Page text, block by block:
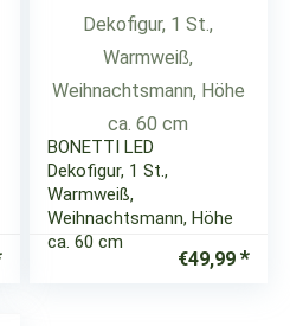
BONETTI LED
Dekofigur, 1 St.,
Warmweiß,
Weihnachtsmann, Höhe
ca. 60 cm
€49,99